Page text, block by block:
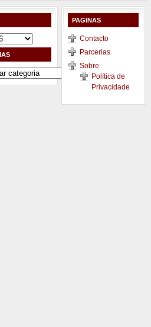
PAGINAS
Contacto
Parcerias
Sobre
Política de
Privacidade